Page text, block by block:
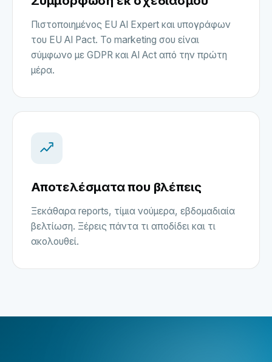
Πιστοποιημένος EU AI Expert και υπογράφων
του EU AI Pact. Το marketing σου είναι
σύμφωνο με GDPR και AI Act από την πρώτη
μέρα.
Αποτελέσματα που βλέπεις
Ξεκάθαρα reports, τίμια νούμερα, εβδομαδιαία
βελτίωση. Ξέρεις πάντα τι αποδίδει και τι
ακολουθεί.